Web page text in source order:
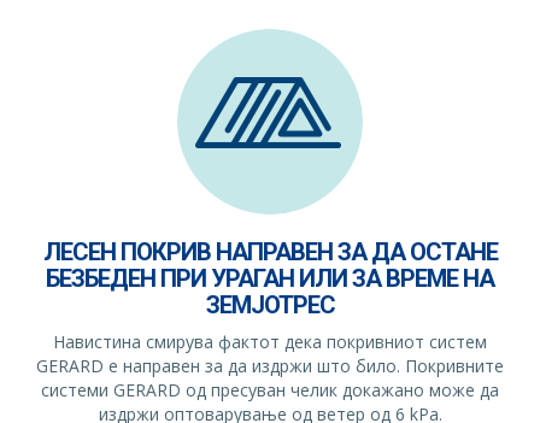
ЛЕСЕН ПОКРИВ НАПРАВЕН ЗА ДА ОСТАНЕ
БЕЗБЕДЕН ПРИ УРАГАН ИЛИ ЗА ВРЕМЕ НА
ЗЕМЈОТРЕС
Навистина смирува фактот дека покривниот систем
GERARD е направен за да издржи што било. Покривните
системи GERARD од пресуван челик докажано може да
издржи оптоварување од ветер од 6 kPa.